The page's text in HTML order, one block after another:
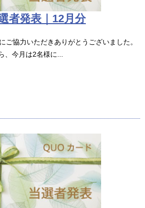
者発表｜12月分
ご協力いただきありがとうございました。
、今月は2名様に...